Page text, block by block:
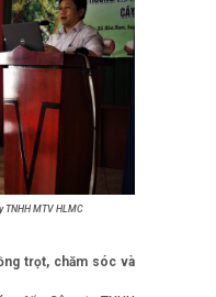
TNHH MTV HLMC
trọt, chăm sóc và